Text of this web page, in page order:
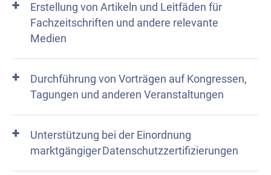
Erstellung von Artikeln und Leitfäden für
Fachzeitschriften und andere relevante
Medien
Durchführung von Vorträgen auf Kongressen,
Tagungen und anderen Veranstaltungen
Unterstützung bei der Einordnung
marktgängiger Datenschutzzertifizierungen